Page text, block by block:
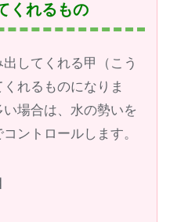
くれるもの
してくれる甲（こう
れるものになりま
場合は、水の勢いを
ントロールします。